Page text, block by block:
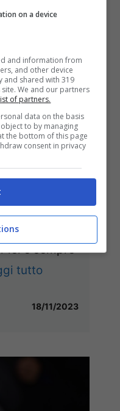
la Canalis:
fascino e
lei è sempre
tutto
18/11/2023
on a device
and information from
and other device
and shared with 319
We and our partners
of partners.
data on the basis
to by managing
the bottom of this page
consent in privacy